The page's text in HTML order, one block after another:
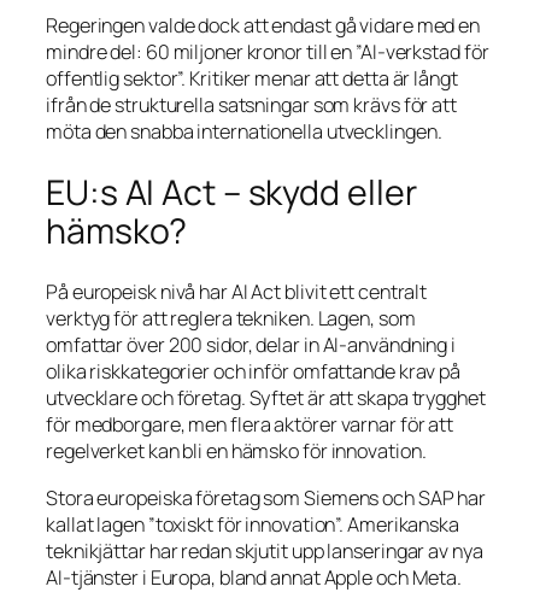
Regeringen valde dock att endast gå vidare med en
mindre del: 60 miljoner kronor till en ”AI-verkstad för
offentlig sektor”. Kritiker menar att detta är långt
ifrån de strukturella satsningar som krävs för att
möta den snabba internationella utvecklingen.
EU:s AI Act – skydd eller
hämsko?
På europeisk nivå har AI Act blivit ett centralt
verktyg för att reglera tekniken. Lagen, som
omfattar över 200 sidor, delar in AI-användning i
olika riskkategorier och inför omfattande krav på
utvecklare och företag. Syftet är att skapa trygghet
för medborgare, men flera aktörer varnar för att
regelverket kan bli en hämsko för innovation.
Stora europeiska företag som Siemens och SAP har
kallat lagen ”toxiskt för innovation”. Amerikanska
teknikjättar har redan skjutit upp lanseringar av nya
AI-tjänster i Europa, bland annat Apple och Meta.